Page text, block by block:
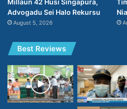
Millaun 42 Husi Singapura,
Advogadu Sei Halo Rekursu
August 5, 2026
Best Reviews